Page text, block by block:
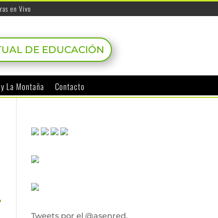
en Vivo
DE EDUCACIÓN
La Montaña Contacto
Tweets por el @asenred.